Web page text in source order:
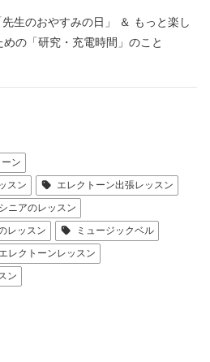
生のおやすみの日」 ＆ もっと楽し
めの「研究・充電時間」のこと
ン
スン
エレクトーン出張レッスン
シニアのレッスン
レッスン
ミュージックベル
レクトーンレッスン
ン